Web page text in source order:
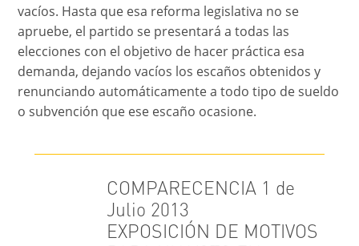
vacíos. Hasta que esa reforma legislativa no se
apruebe, el partido se presentará a todas las
elecciones con el objetivo de hacer práctica esa
demanda, dejando vacíos los escaños obtenidos y
renunciando automáticamente a todo tipo de sueldo
o subvención que ese escaño ocasione.
COMPARECENCIA 1 de
Julio 2013
EXPOSICIÓN DE MOTIVOS